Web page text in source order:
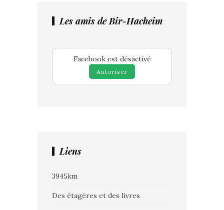
Les amis de Bir-Hacheim
Facebook est désactivé
Autoriser
Liens
3945km
Des étagères et des livres